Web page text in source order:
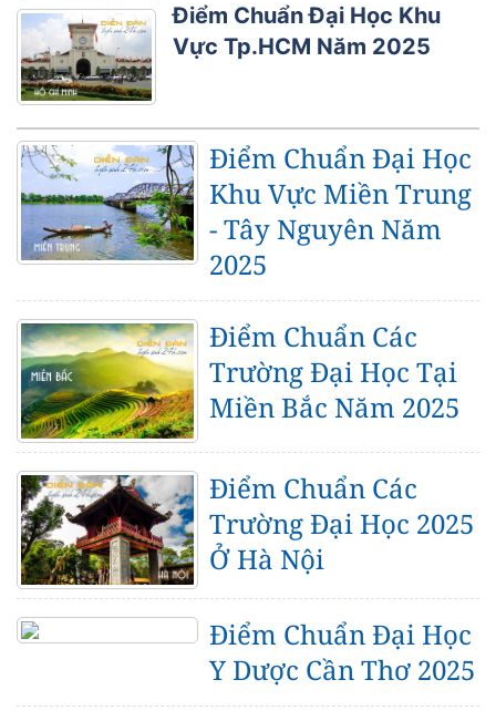
Điểm Chuẩn Đại Học Khu
Vực Tp.HCM Năm 2025
Điểm Chuẩn Đại Học
Khu Vực Miền Trung
- Tây Nguyên Năm
2025
Điểm Chuẩn Các
Trường Đại Học Tại
Miền Bắc Năm 2025
Điểm Chuẩn Các
Trường Đại Học 2025
Ở Hà Nội
Điểm Chuẩn Đại Học
Y Dược Cần Thơ 2025